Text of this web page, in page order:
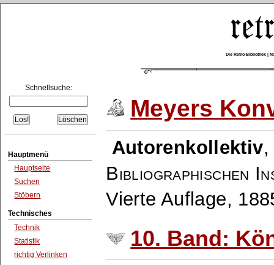
Die Retro-Bibliothek |
Schnellsuche:
Hauptmenü
Hauptseite
Suchen
Stöbern
Technisches
Technik
Statistik
richtig Verlinken
Meyers
Autorenkollektiv
Bibliographischen
Vierte Auflage,
10. Band: